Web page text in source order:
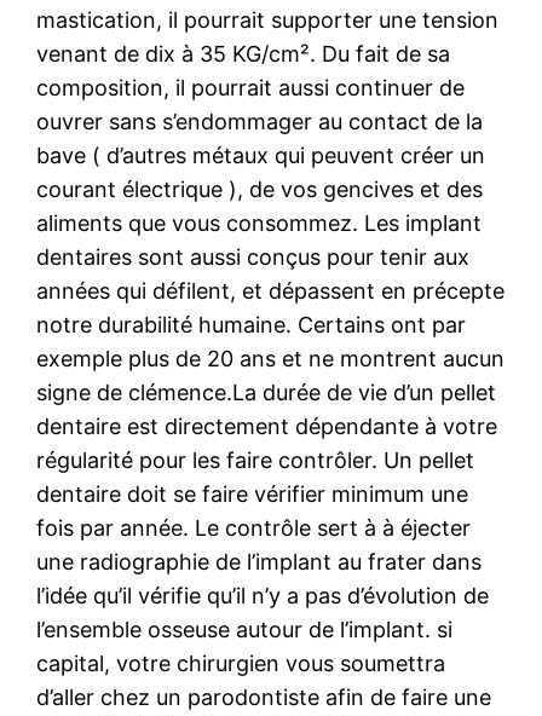
mastication, il pourrait supporter une tension
venant de dix à 35 KG/cm². Du fait de sa
composition, il pourrait aussi continuer de
ouvrer sans s’endommager au contact de la
bave ( d’autres métaux qui peuvent créer un
courant électrique ), de vos gencives et des
aliments que vous consommez. Les implant
dentaires sont aussi conçus pour tenir aux
années qui défilent, et dépassent en précepte
notre durabilité humaine. Certains ont par
exemple plus de 20 ans et ne montrent aucun
signe de clémence.La durée de vie d’un pellet
dentaire est directement dépendante à votre
régularité pour les faire contrôler. Un pellet
dentaire doit se faire vérifier minimum une
fois par année. Le contrôle sert à à éjecter
une radiographie de l’implant au frater dans
l’idée qu’il vérifie qu’il n’y a pas d’évolution de
l’ensemble osseuse autour de l’implant. si
capital, votre chirurgien vous soumettra
d’aller chez un parodontiste afin de faire une